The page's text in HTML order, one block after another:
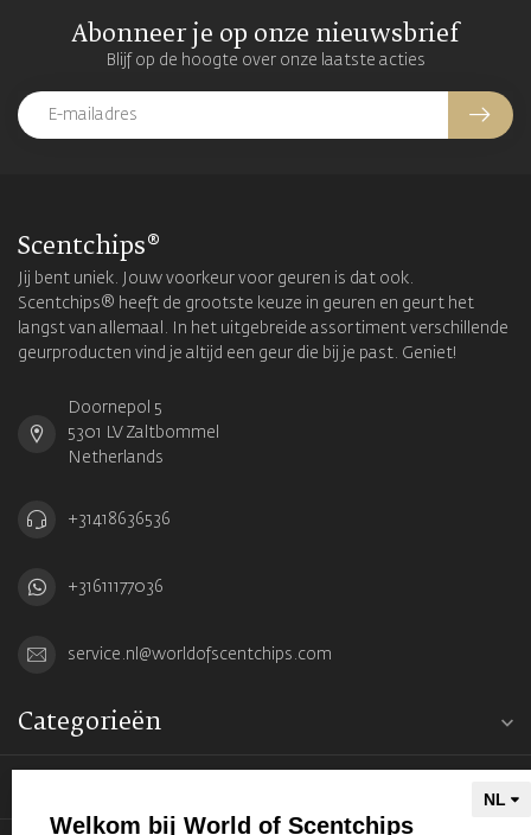
Abonneer je op onze nieuwsbrief
Blijf op de hoogte over onze laatste acties
Scentchips®
Jij bent uniek. Jouw voorkeur voor geuren is dat ook.
Scentchips® heeft de grootste keuze in geuren en geurt het
langst van allemaal. In het uitgebreide assortiment verschillende
geurproducten vind je altijd een geur die bij je past. Geniet!
Doornepol 5
5301 LV Zaltbommel
Netherlands
+31418636536
+31611177036
service.nl@worldofscentchips.com
Categorieën
Welkom bij World of Scentchips